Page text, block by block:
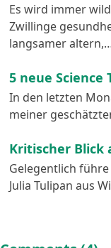
Es wird immer
Zwillinge
langsamer
5 neue Science
In den letzten
meiner
Kritischer Blick
Gelegentlich
Julia Tulipan aus